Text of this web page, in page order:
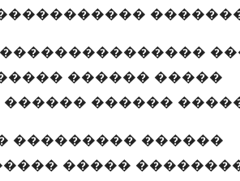
������ �����
������
��������� ������
�����